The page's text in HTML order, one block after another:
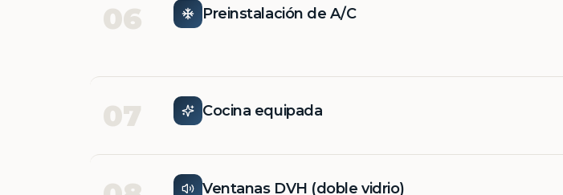
06 Preinstalación de A/C
07 Cocina equipada
Ventanas DVH (doble vidrio)